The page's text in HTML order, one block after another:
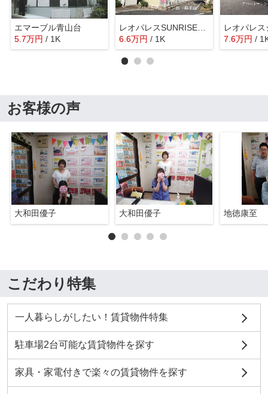
エマーブル青山台
5.7万円 / 1K
レオパレスSUNRISE南新木
6.6万円 / 1K
レオパレ
7.6万円 /
お客様の声
大和田優子 大和田優子 地徳康至
こだわり特集
一人暮らしがしたい！賃貸物件特集
駐車場2台可能な賃貸物件を探す
家具・家電付きで楽々の賃貸物件を探す